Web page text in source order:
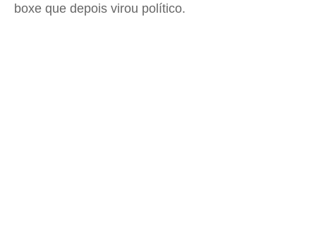
boxe que depois virou político.